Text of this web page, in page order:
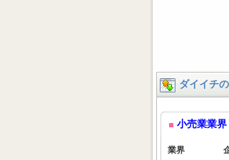
ダイイチ
小売業業界
業界